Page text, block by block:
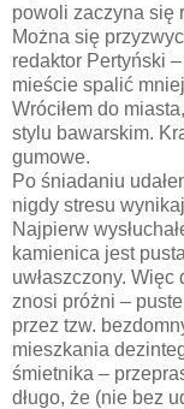
powoli zaczyna się
Można się
redaktor Pertyński
mieście spalić
Wróciłem do
stylu bawarskim.
gumowe.
Po śniadaniu
nigdy stresu
Najpierw
kamienica jest
uwłaszczony.
znosi próżni –
przez tzw.
mieszkania
śmietnika –
długo, że (nie bez